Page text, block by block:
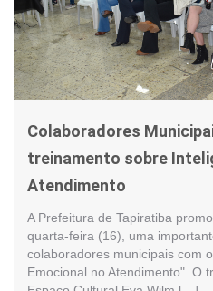
Colaboradores
treinamento sobre
Atendimento
A Prefeitura de Tapiratiba
quarta-feira (16), uma
colaboradores municipais com
Emocional no Atendimento". O